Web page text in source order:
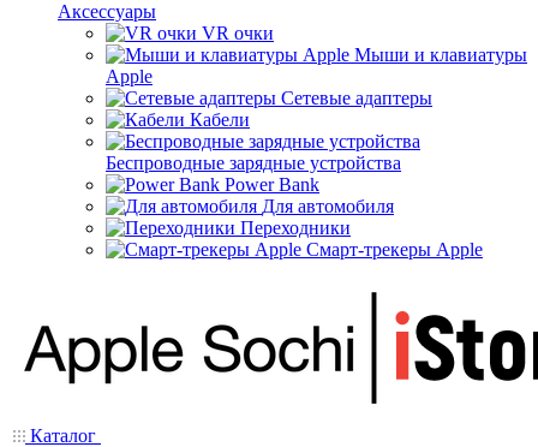
Аксессуары
VR очки
Мыши и клавиатуры
Apple
Сетевые адаптеры
Кабели
Беспроводные зарядные устройства
Power Bank
Для автомобиля
Переходники
Смарт-трекеры Apple
Каталог